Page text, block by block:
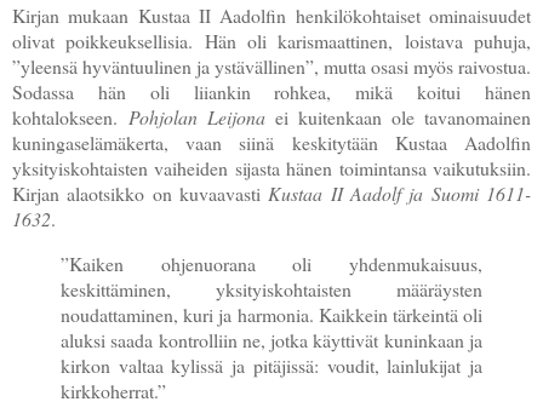
Kirjan mukaan Kustaa II Aadolfin henkilökohtaiset ominaisuudet
olivat poikkeuksellisia. Hän oli karismaattinen, loistava puhuja,
”yleensä hyväntuulinen ja ystävällinen”, mutta osasi myös raivostua.
Sodassa hän oli liiankin rohkea, mikä koitui hänen
kohtalokseen. Pohjolan Leijona ei kuitenkaan ole tavanomainen
kuningaselämäkerta, vaan siinä keskitytään Kustaa Aadolfin
yksityiskohtaisten vaiheiden sijasta hänen toimintansa vaikutuksiin.
Kirjan alaotsikko on kuvaavasti Kustaa II Aadolf ja Suomi 1611-
1632.
”Kaiken ohjenuorana oli yhdenmukaisuus,
keskittäminen, yksityiskohtaisten määräysten
noudattaminen, kuri ja harmonia. Kaikkein tärkeintä oli
aluksi saada kontrolliin ne, jotka käyttivät kuninkaan ja
kirkon valtaa kylissä ja pitäjissä: voudit, lainlukijat ja
kirkkoherrat.”